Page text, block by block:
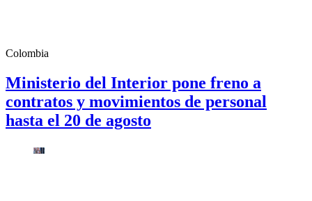
Colombia
Ministerio del Interior pone freno a
contratos y movimientos de personal
hasta el 20 de agosto